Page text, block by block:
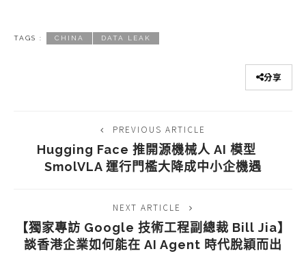
TAGS : CHINA DATA LEAK
分享
PREVIOUS ARTICLE
Hugging Face 推開源機械人 AI 模型
SmolVLA 運行門檻大降成中小企機遇
NEXT ARTICLE
【獨家專訪 Google 技術工程副總裁 Bill Jia】
談香港企業如何能在 AI Agent 時代脫穎而出